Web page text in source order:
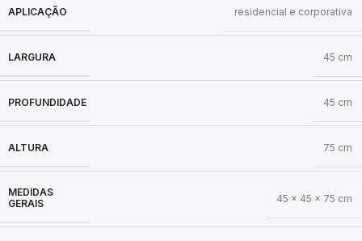
APLICAÇÃO residencial e corporativa
LARGURA 45 cm
PROFUNDIDADE 45 cm
ALTURA 75 cm
MEDIDAS
GERAIS
45 x 45 x 75 cm